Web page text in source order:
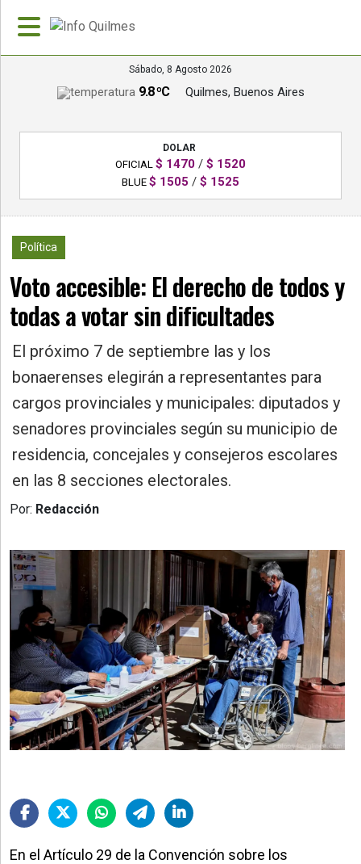
»
Policiales
»
Provincia
Salud
Cultura
»
Gestión
»
Sociedad
Sábado, 8 Agosto 2026
9.8 ºC Quilmes, Buenos Aires
DOLAR
OFICIAL $ 1470 / $ 1520
BLUE $ 1505 / $ 1525
Política
Voto accesible: El derecho de todos y
todas a votar sin dificultades
El próximo 7 de septiembre las y los
bonaerenses elegirán a representantes para
cargos provinciales y municipales: diputados y
senadores provinciales según su municipio de
residencia, concejales y consejeros escolares
en las 8 secciones electorales.
Por: Redacción
En el Artículo 29 de la Convención sobre los